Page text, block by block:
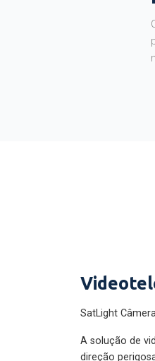
SatLight
A solução de
direção